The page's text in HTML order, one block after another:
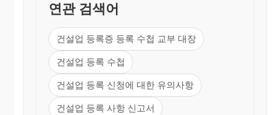
연관 검색어
건설업 등록증 등록 수첩 교부 대장
건설업 등록 수첩
건설업 등록 신청에 대한 유의사항
건설업 등록 사항 신고서